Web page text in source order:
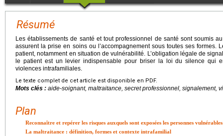
Résumé
Les établissements de santé et tout professionnel de santé sont soumis
assurent la prise en soins ou l’accompagnement sous toutes ses formes.
patient, notamment en situation de vulnérabilité. L’obligation légale de
le patient est un levier indispensable pour briser la loi du silence qui
violences intrafamiliales.
Le texte complet de cet article est disponible en PDF.
Mots clés : aide-soignant, maltraitance, secret professionnel, signalement,
Plan
Reconnaître et repérer les risques auxquels sont exposées les personnes vulnérables
La maltraitance : définition, formes et contexte intrafamilial